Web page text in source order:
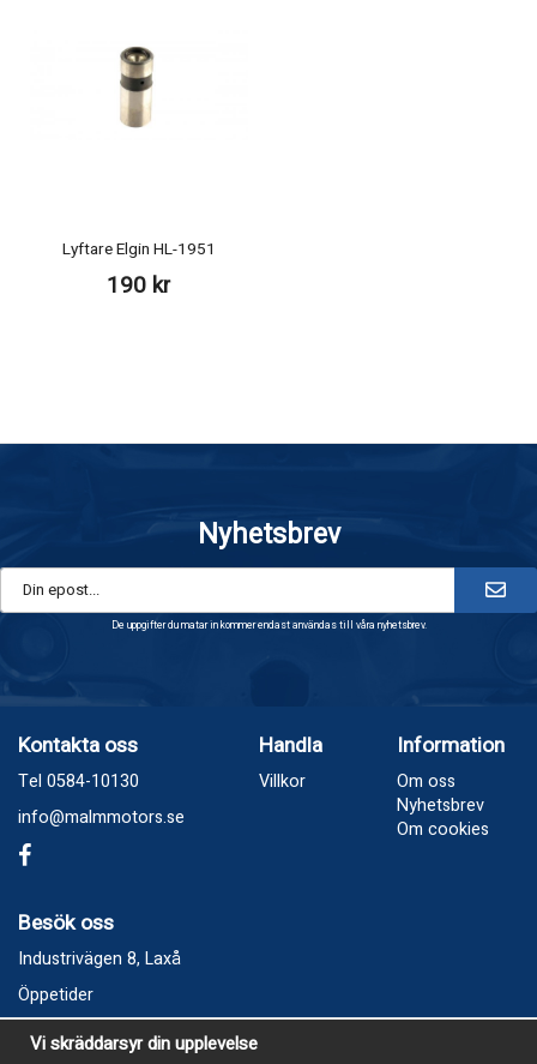
Lyftare Elgin HL-1951
190 kr
Nyhetsbrev
De uppgifter du matar in kommer endast användas till våra nyhetsbrev.
Kontakta oss
Tel 0584-10130
info@malmmotors.se
Handla
Villkor
Information
Om oss
Nyhetsbrev
Om cookies
Besök oss
Industrivägen 8, Laxå
Öppetider
Vecka 32
Vi skräddarsyr din upplevelse